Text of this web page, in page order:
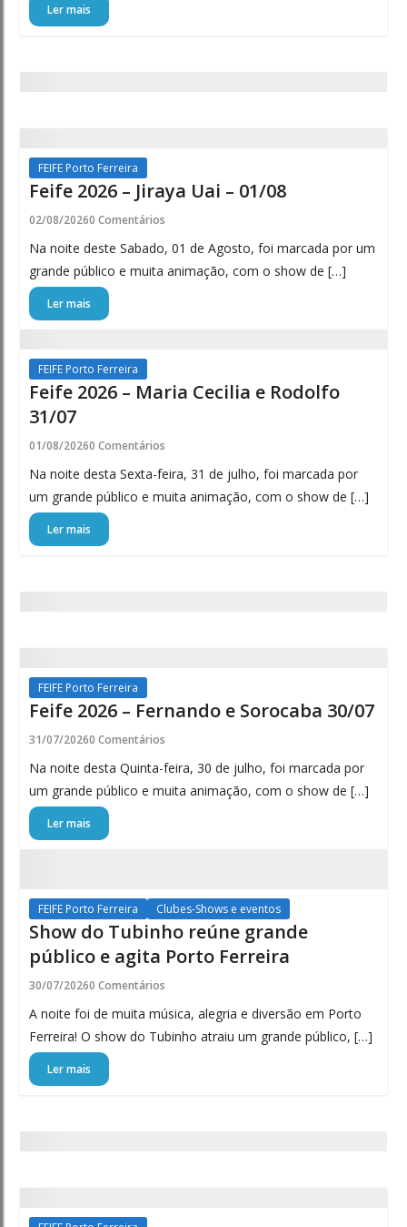
Ler mais
FEIFE Porto Ferreira
Feife 2026 – Jiraya Uai – 01/08
02/08/20260 Comentários
Na noite deste Sabado, 01 de Agosto, foi marcada por um
grande público e muita animação, com o show de […]
Ler mais
FEIFE Porto Ferreira
Feife 2026 – Maria Cecilia e Rodolfo
31/07
01/08/20260 Comentários
Na noite desta Sexta-feira, 31 de julho, foi marcada por
um grande público e muita animação, com o show de […]
Ler mais
FEIFE Porto Ferreira
Feife 2026 – Fernando e Sorocaba 30/07
31/07/20260 Comentários
Na noite desta Quinta-feira, 30 de julho, foi marcada por
um grande público e muita animação, com o show de […]
Ler mais
FEIFE Porto Ferreira Clubes-Shows e eventos
Show do Tubinho reúne grande
público e agita Porto Ferreira
30/07/20260 Comentários
A noite foi de muita música, alegria e diversão em Porto
Ferreira! O show do Tubinho atraiu um grande público, […]
Ler mais